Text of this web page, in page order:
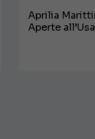
Aprilia
Aperte